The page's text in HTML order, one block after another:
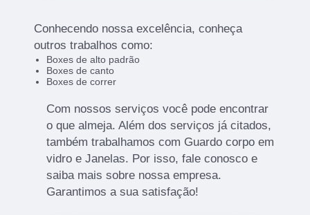
Conhecendo nossa excelência, conheça
outros trabalhos como:
Boxes de alto padrão
Boxes de canto
Boxes de correr
Com nossos serviços você pode encontrar
o que almeja. Além dos serviços já citados,
também trabalhamos com Guardo corpo em
vidro e Janelas. Por isso, fale conosco e
saiba mais sobre nossa empresa.
Garantimos a sua satisfação!